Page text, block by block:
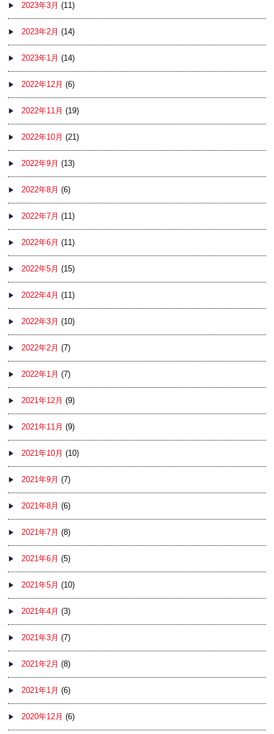
2023年3月 (11)
2023年2月 (14)
2023年1月 (14)
2022年12月 (6)
2022年11月 (19)
2022年10月 (21)
2022年9月 (13)
2022年8月 (6)
2022年7月 (11)
2022年6月 (11)
2022年5月 (15)
2022年4月 (11)
2022年3月 (10)
2022年2月 (7)
2022年1月 (7)
2021年12月 (9)
2021年11月 (9)
2021年10月 (10)
2021年9月 (7)
2021年8月 (6)
2021年7月 (8)
2021年6月 (5)
2021年5月 (10)
2021年4月 (3)
2021年3月 (7)
2021年2月 (8)
2021年1月 (6)
2020年12月 (6)